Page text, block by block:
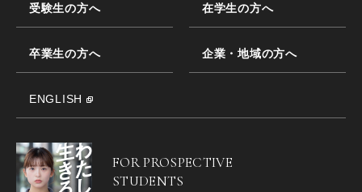
受験生の方へ 在学生の方へ
卒業生の方へ 企業・地域の方へ
ENGLISH
FOR PROSPECTIVE
STUDENTS